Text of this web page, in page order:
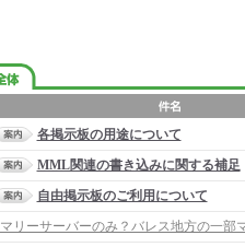
各掲示板の用途について
MML関連の書き込みに関する補足
自由掲示板のご利用について
マリーサーバーのみ？バレス地方の一部